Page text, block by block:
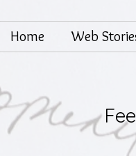
Home Web